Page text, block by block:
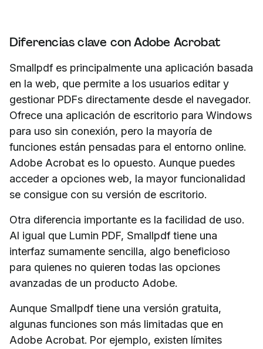
Diferencias clave con Adobe Acrobat
Smallpdf es principalmente una aplicación basada
en la web, que permite a los usuarios editar y
gestionar PDFs directamente desde el navegador.
Ofrece una aplicación de escritorio para Windows
para uso sin conexión, pero la mayoría de
funciones están pensadas para el entorno online.
Adobe Acrobat es lo opuesto. Aunque puedes
acceder a opciones web, la mayor funcionalidad
se consigue con su versión de escritorio.
Otra diferencia importante es la facilidad de uso.
Al igual que Lumin PDF, Smallpdf tiene una
interfaz sumamente sencilla, algo beneficioso
para quienes no quieren todas las opciones
avanzadas de un producto Adobe.
Aunque Smallpdf tiene una versión gratuita,
algunas funciones son más limitadas que en
Adobe Acrobat. Por ejemplo, existen límites